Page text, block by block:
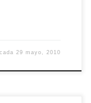
29 mayo, 2010